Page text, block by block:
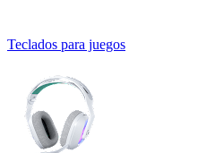
Teclados para juegos